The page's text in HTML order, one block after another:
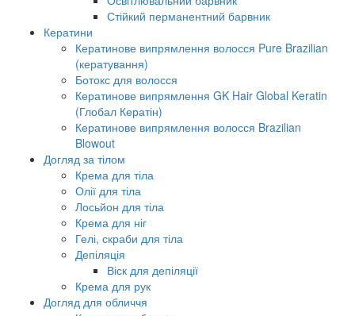
Стійкий перманентний барвник
Кератини
Кератинове випрямлення волосся Pure Brazilian
(кератування)
Ботокс для волосся
Кератинове випрямлення GK Hair Global Keratin
(Глобал Кератін)
Кератинове випрямлення волосся Brazilian
Blowout
Догляд за тілом
Крема для тіла
Олії для тіла
Лосьйон для тіла
Крема для ніг
Гелі, скраби для тіла
Депіляція
Віск для депіляції
Крема для рук
Догляд для обличчя